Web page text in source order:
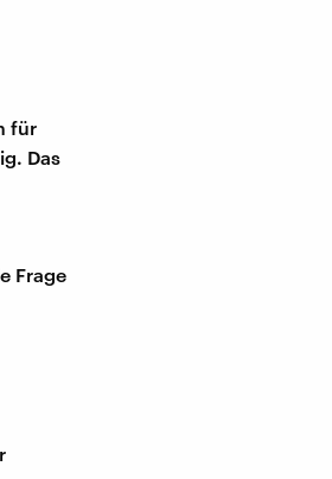
für
Das
Frage